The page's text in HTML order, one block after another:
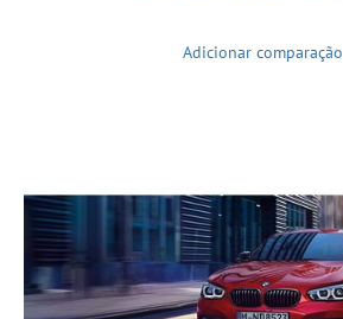
Adicionar comparação